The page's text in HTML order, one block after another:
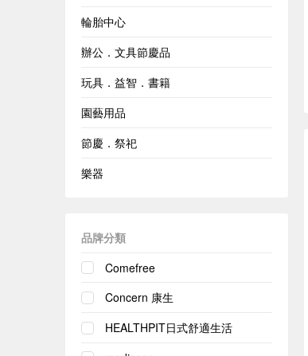
輪胎中心
辦公．文具節慶品
玩具．益智．書籍
園藝用品
節慶．祭祀
樂器
品牌分類
Comefree
Concern 康生
HEALTHPIT日式舒適生活